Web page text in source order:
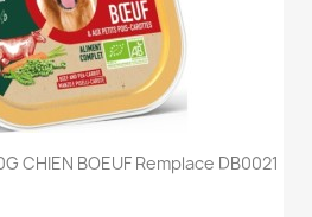
CHIEN BOEUF Remplace DB0021